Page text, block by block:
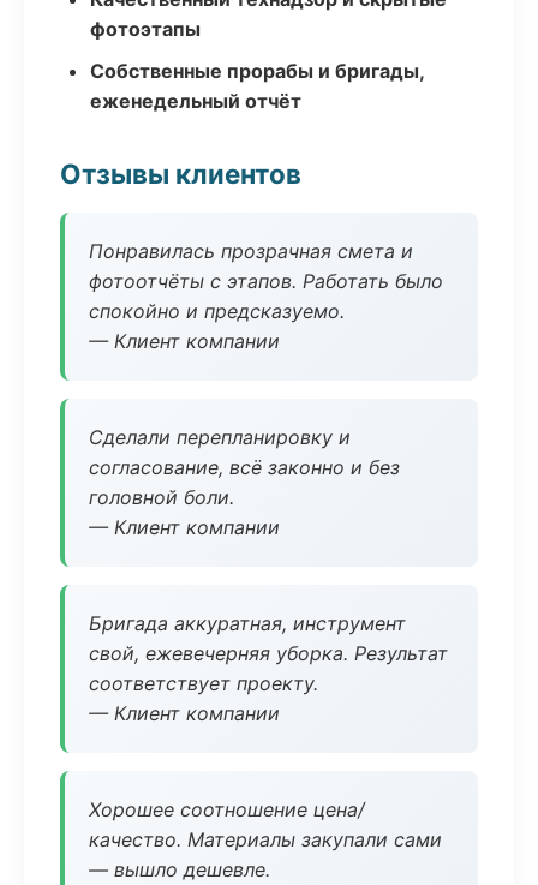
фотоэтапы
Собственные прорабы и бригады,
еженедельный отчёт
Отзывы клиентов
Понравилась прозрачная смета и
фотоотчёты с этапов. Работать было
спокойно и предсказуемо.
— Клиент компании
Сделали перепланировку и
согласование, всё законно и без
головной боли.
— Клиент компании
Бригада аккуратная, инструмент
свой, ежевечерняя уборка. Результат
соответствует проекту.
— Клиент компании
Хорошее соотношение цена/
качество. Материалы закупали сами
— вышло дешевле.